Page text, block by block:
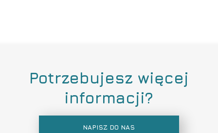
Potrzebujesz więcej
informacji?
NAPISZ DO NAS